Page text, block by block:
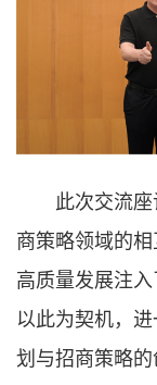
此次交流
商策略领域的
高质量发展注
以此为契机，
划与招商策略